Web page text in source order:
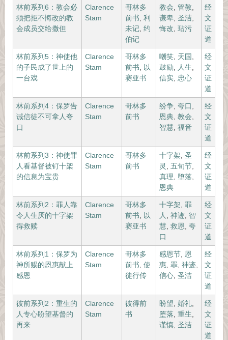
林前系列6：教会必
须把拒不悔改的教
会成员交给撒但
Clarence
Stam
哥林多
前书 利
未记 约
伯记
教会 管教
谦卑 圣洁
悔改 玷污
经
文
证
道
林前系列5：神使他
的子民成了世上的
一台戏
Clarence
Stam
哥林多
前书
以
赛亚书
嘲笑 天国
鼓励
人生
信实 忠心
经
文
证
道
林前系列4：保罗告
诫信徒不可拿人夸
口
Clarence
Stam
哥林多
前书
纷争 夸口
恩典 教会
智慧 福音
经
文
证
道
林前系列3：神使罪
人看基督被钉十架
的信息为宝贵
Clarence
Stam
哥林多
前书
十字架 圣
灵
五旬节
真理
堕落
恩典
经
文
证
道
林前系列2：罪人靠
令人生厌的十字架
得救赎
Clarence
Stam
哥林多
前书
以
赛亚书
十字架 罪
人
神迹 智
慧 救恩
夸
口
经
文
证
道
林前系列1：保罗为
神所赐的恩惠献上
感恩
Clarence
Stam
哥林多
前书 使
徒行传
感恩节 恩
惠 罪 神迹
信心 圣洁
经
文
证
道
彼前系列2：重生的
人专心盼望基督的
再来
Clarence
Stam
彼得前
书
盼望 婚礼
堕落 重生
谨慎 圣洁
经
文
证
道